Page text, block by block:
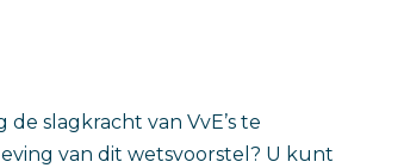
slagkracht van VvE’s te
van dit wetsvoorstel? U kunt